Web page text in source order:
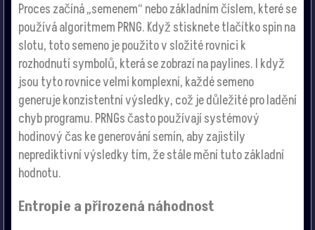
Proces začíná „semenem“ nebo základním číslem, které se
používá algoritmem PRNG. Když stisknete tlačítko spin na
slotu, toto semeno je použito v složité rovnici k
rozhodnutí symbolů, která se zobrazí na paylines. I když
jsou tyto rovnice velmi komplexní, každé semeno
generuje konzistentní výsledky, což je důležité pro ladění
chyb programu. PRNGs často používají systémový
hodinový čas ke generování semín, aby zajistily
neprediktivní výsledky tím, že stále mění tuto základní
hodnotu.
Entropie a přirozená náhodnost